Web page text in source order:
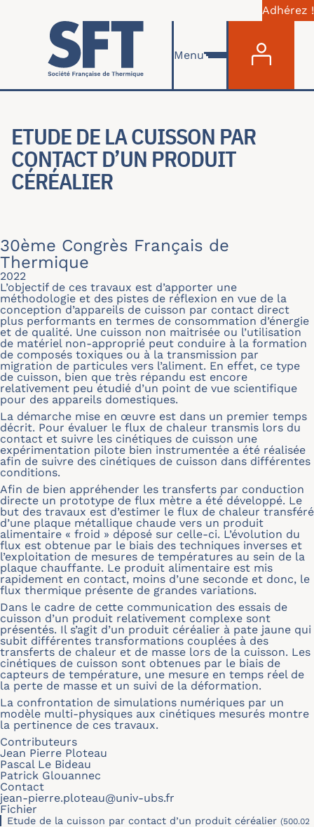
Skip to main content
Adhérez !
Menu
ETUDE DE LA CUISSON PAR
CONTACT D’UN PRODUIT
CÉRÉALIER
30ème Congrès Français de
Thermique
2022
L’objectif de ces travaux est d’apporter une
méthodologie et des pistes de réflexion en vue de la
conception d’appareils de cuisson par contact direct
plus performants en termes de consommation d’énergie
et de qualité. Une cuisson non maitrisée ou l’utilisation
de matériel non-approprié peut conduire à la formation
de composés toxiques ou à la transmission par
migration de particules vers l’aliment. En effet, ce type
de cuisson, bien que très répandu est encore
relativement peu étudié d’un point de vue scientifique
pour des appareils domestiques.
La démarche mise en œuvre est dans un premier temps
décrit. Pour évaluer le flux de chaleur transmis lors du
contact et suivre les cinétiques de cuisson une
expérimentation pilote bien instrumentée a été réalisée
afin de suivre des cinétiques de cuisson dans différentes
conditions.
Afin de bien appréhender les transferts par conduction
directe un prototype de flux mètre a été développé. Le
but des travaux est d’estimer le flux de chaleur transféré
d’une plaque métallique chaude vers un produit
alimentaire « froid » déposé sur celle-ci. L’évolution du
flux est obtenue par le biais des techniques inverses et
l’exploitation de mesures de températures au sein de la
plaque chauffante. Le produit alimentaire est mis
rapidement en contact, moins d’une seconde et donc, le
flux thermique présente de grandes variations.
Dans le cadre de cette communication des essais de
cuisson d’un produit relativement complexe sont
présentés. Il s’agit d’un produit céréalier à pate jaune qui
subit différentes transformations couplées à des
transferts de chaleur et de masse lors de la cuisson. Les
cinétiques de cuisson sont obtenues par le biais de
capteurs de température, une mesure en temps réel de
la perte de masse et un suivi de la déformation.
La confrontation de simulations numériques par un
modèle multi-physiques aux cinétiques mesurés montre
la pertinence de ces travaux.
Contributeurs
Jean Pierre Ploteau
Pascal Le Bideau
Patrick Glouannec
Contact
jean-pierre.ploteau@univ-ubs.fr
Fichier
Etude de la cuisson par contact d’un produit céréalier (500.02